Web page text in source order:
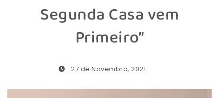
Segunda Casa vem
Primeiro”
: 27 de Novembro, 2021